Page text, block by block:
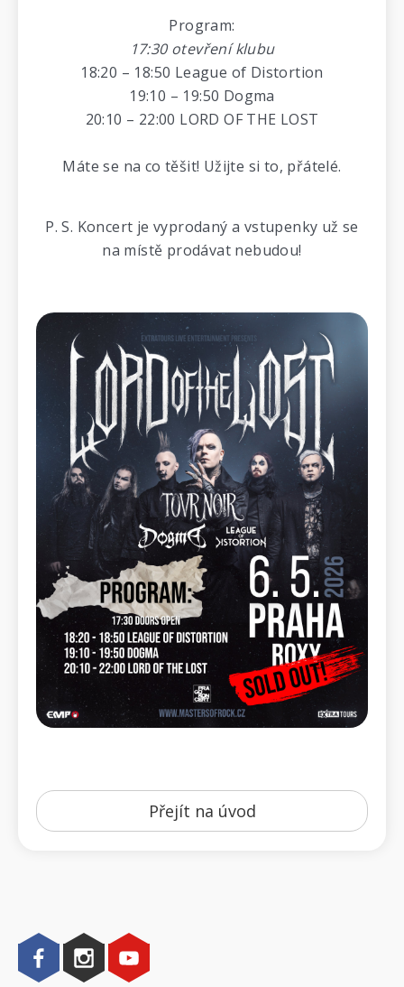
Program:
17:30 otevření klubu
18:20 – 18:50 League of Distortion
19:10 – 19:50 Dogma
20:10 – 22:00 LORD OF THE LOST
Máte se na co těšit! Užijte si to, přátelé.
P. S. Koncert je vyprodaný a vstupenky už se
na místě prodávat nebudou!
Přejít na úvod